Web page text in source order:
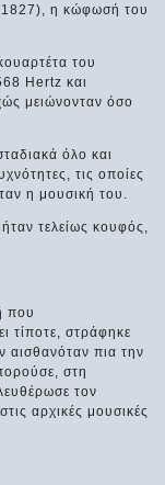
1827), η κώφωσή του
του
Hertz και
μειώνονταν όσο
όλο και
τις οποίες
η μουσική του.
τελείως κουφός,
που
τίποτε, στράφηκε
αισθανόταν πια την
στη
τον
αρχικές μουσικές